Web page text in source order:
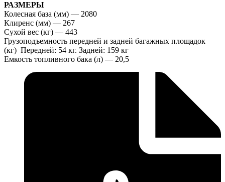
РАЗМЕРЫ
Колесная база (мм) — 2080
Клиренс (мм) — 267
Сухой вес (кг) — 443
Грузоподъемность передней и задней багажных площадок
(кг) Передней: 54 кг. Задней: 159 кг
Емкость топливного бака (л) — 20,5